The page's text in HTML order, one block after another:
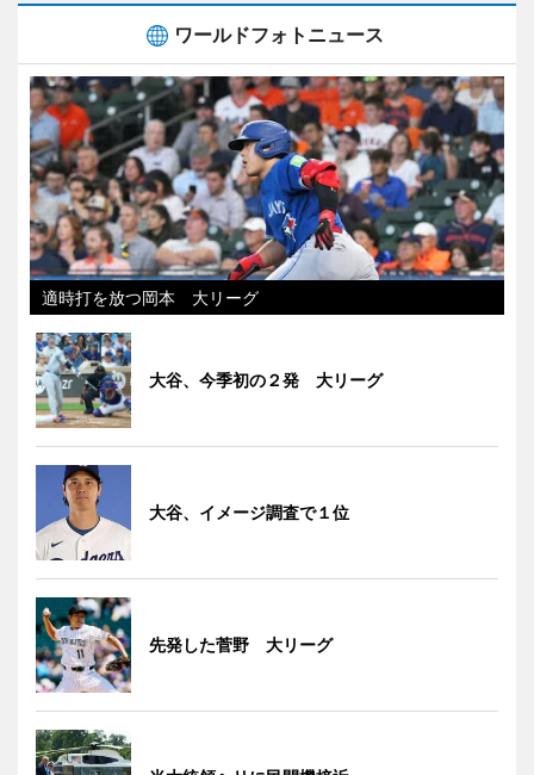
ワールドフォトニュース
適時打を放つ岡本 大リーグ
大谷、今季初の２発 大リーグ
大谷、イメージ調査で１位
先発した菅野 大リーグ